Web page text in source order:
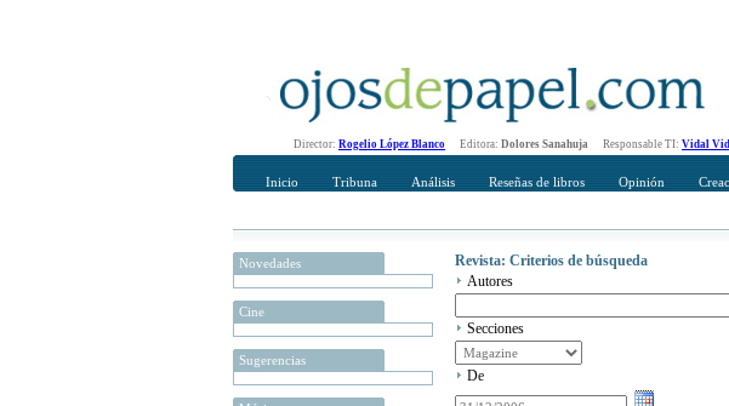
Director: Rogelio López Blanco Editora: Dolores Sanahuja Responsable TI: Vidal
Inicio Tribuna Análisis Reseñas de libros Opinión
Novedades
Cine
Sugerencias
Revista: Criterios de búsqueda
Autores
Secciones
De